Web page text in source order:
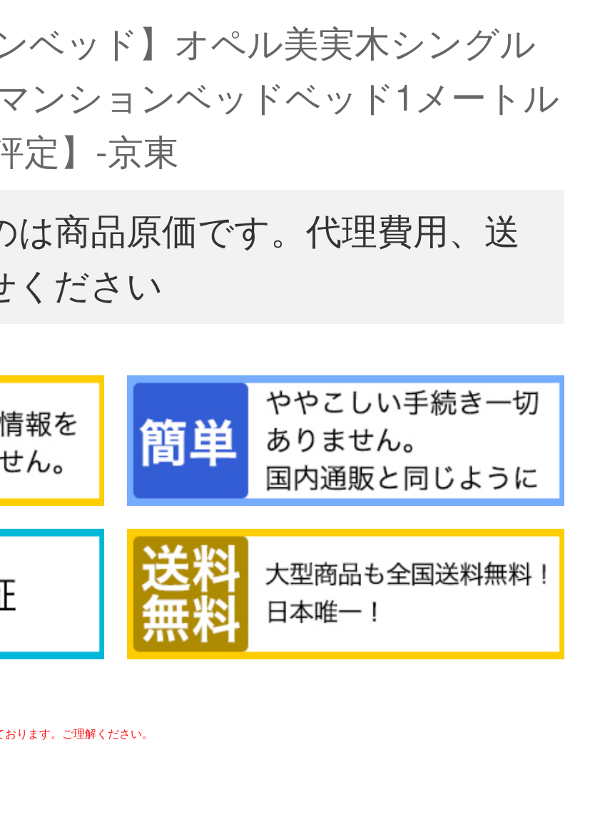
ベッド】オペル美実木シングル
ンションベッドベッド1メートル
定】-京東
商品原価です。代理費用、送
ください
ります。ご理解ください。